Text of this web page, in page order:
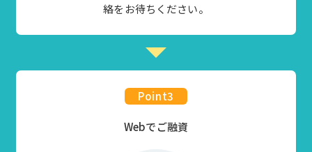
絡をお待ちください。
Point3
Webでご融資